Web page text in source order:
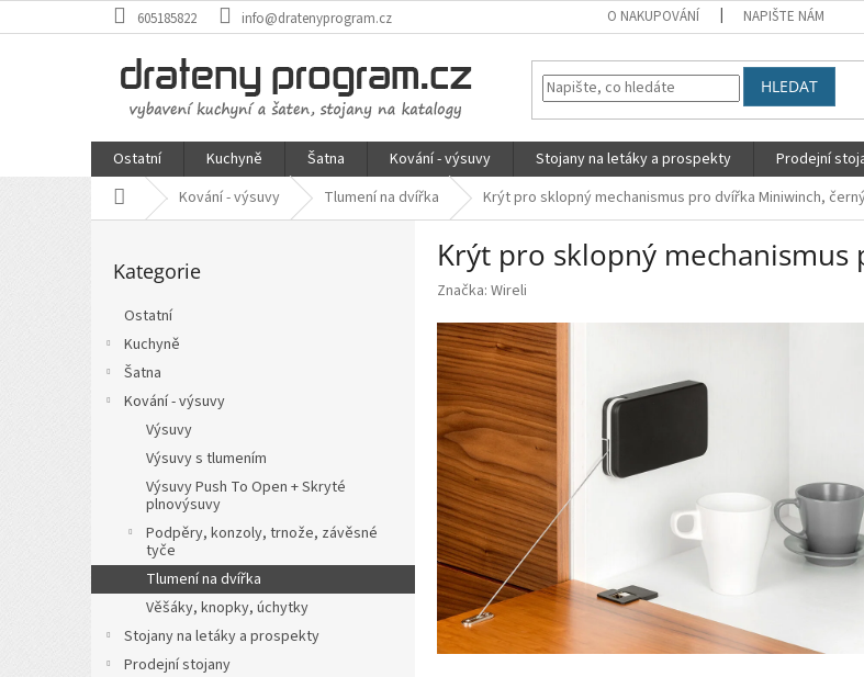
na
605185822 info@dratenyprogram.cz O NAKUPOVÁNÍ NAPIŠTE NÁM
HLEDAT
Ostatní Kuchyně Šatna Kování - výsuvy Stojany na letáky a prospekty Prodejní
Domů Kování - výsuvy Tlumení na dvířka Krýt pro sklopný mechanismus pro dvířka Miniwinch,
kategorie
Kategorie
Ostatní
Kuchyně
Šatna
Kování - výsuvy
Výsuvy
Výsuvy s tlumením
Výsuvy Push To Open + Skryté
plnovýsuvy
Podpěry, konzoly, trnože, závěsné
tyče
Tlumení na dvířka
Věšáky, knopky, úchytky
Stojany na letáky a prospekty
Prodejní stojany
Krýt pro sklopný
Značka: Wireli